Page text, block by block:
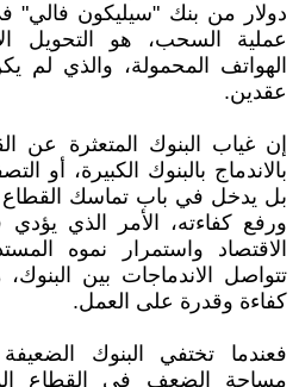
دولار من بنك "سيليكون
عملية السحب، هو التحويل
الهواتف المحمولة، والذي لم
عقدين.
إن غياب البنوك المتعثرة عن
بالاندماج بالبنوك الكبيرة، أو
بل يدخل في باب تماسك القطاع
ورفع كفاءته، الأمر الذي
الاقتصاد واستمرار نموه
تتواصل الاندماجات بين البنوك،
كفاءة وقدرة على العمل.
فعندما تختفي البنوك
مساحة الضعف في القطاع